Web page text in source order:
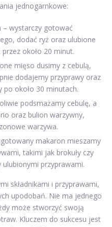
jednogarnkowe:
– wystarczy gotować
dodać ryż oraz ulubione
około 20 minut.
mięso dusimy z cebulą,
dodajemy przyprawy oraz
po około 30 minutach.
podsmażamy cebulę, a
oraz bulion warzywny,
warzywa.
makaron mieszamy
takimi jak brokuły czy
ulubionymi przyprawami.
składnikami i przyprawami,
upodobań. Nie ma jednego
może stworzyć swoją
Kluczem do sukcesu jest